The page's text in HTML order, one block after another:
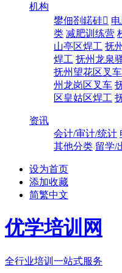
机构
鐢佃剳鍩硅
类 减肥训练营
山亭区焊工 抚
焊工 抚州龙泉
抚州望花区叉车
州龙岗区叉车
区皇姑区焊工
资讯
会计/审计/统计
其他分类 留学/
设为首页
添加收藏
简繁中文
优学培训网
全行业培训一站式服务